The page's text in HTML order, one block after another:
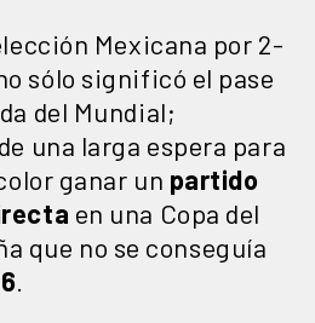
Mexicana por 2-
sólo significó el pase
del Mundial;
una larga espera para
ganar un partido
en una Copa del
que no se conseguía